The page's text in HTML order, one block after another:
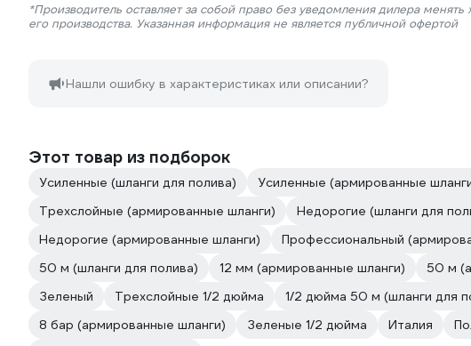
*Производитель оставляет за собой право без уведомления дилера
его производства. Указанная информация не является публичной офертой
Нашли ошибку в характеристиках или описании?
Этот товар из подборок
Усиленные (шланги для полива) Усиленные (армированные
Трехслойные (армированные шланги)
Недорогие (шланги для
Недорогие (армированные шланги)
Профессиональный
50 м (шланги для полива)
12 мм (армированные шланги) 50 м
Зеленый
Трехслойные 1/2 дюйма 1/2 дюйма 50 м (шланги для
8 бар (армированные шланги)
Зеленые 1/2 дюйма Италия